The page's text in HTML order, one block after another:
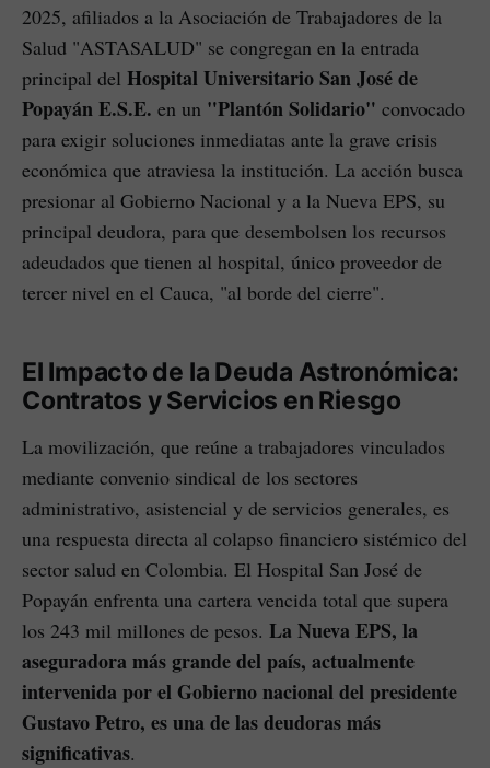
2025, afiliados a la Asociación de Trabajadores de la
Salud "ASTASALUD" se congregan en la entrada
principal del Hospital Universitario San José de
Popayán E.S.E. en un "Plantón Solidario" convocado
para exigir soluciones inmediatas ante la grave crisis
económica que atraviesa la institución. La acción busca
presionar al Gobierno Nacional y a la Nueva EPS, su
principal deudora, para que desembolsen los recursos
adeudados que tienen al hospital, único proveedor de
tercer nivel en el Cauca, "al borde del cierre".
El Impacto de la Deuda Astronómica:
Contratos y Servicios en Riesgo
La movilización, que reúne a trabajadores vinculados
mediante convenio sindical de los sectores
administrativo, asistencial y de servicios generales, es
una respuesta directa al colapso financiero sistémico del
sector salud en Colombia. El Hospital San José de
Popayán enfrenta una cartera vencida total que supera
los 243 mil millones de pesos. La Nueva EPS, la
aseguradora más grande del país, actualmente
intervenida por el Gobierno nacional del presidente
Gustavo Petro, es una de las deudoras más
significativas.